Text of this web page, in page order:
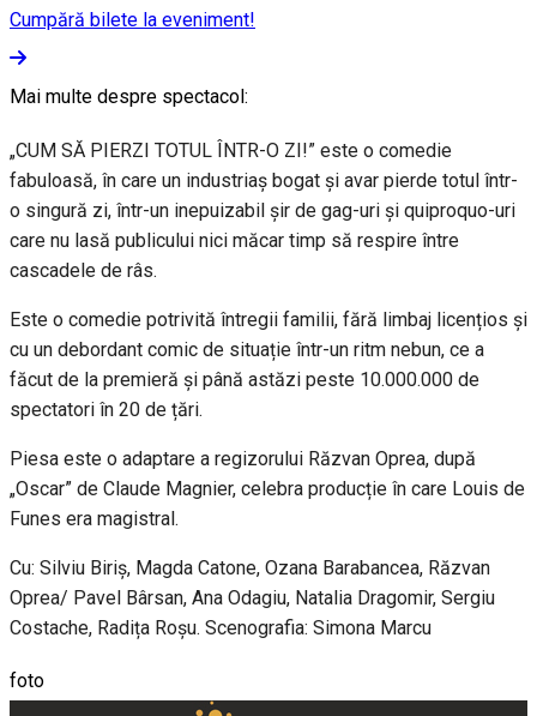
Cumpără bilete la eveniment!
Mai multe despre spectacol:
„CUM SĂ PIERZI TOTUL ÎNTR-O ZI!” este o comedie
fabuloasă, în care un industriaș bogat și avar pierde totul într-
o singură zi, într-un inepuizabil șir de gag-uri și quiproquo-uri
care nu lasă publicului nici măcar timp să respire între
cascadele de râs.
Este o comedie potrivită întregii familii, fără limbaj licențios și
cu un debordant comic de situație într-un ritm nebun, ce a
făcut de la premieră și până astăzi peste 10.000.000 de
spectatori în 20 de țări.
Piesa este o adaptare a regizorului Răzvan Oprea, după
„Oscar” de Claude Magnier, celebra producție în care Louis de
Funes era magistral.
Cu: Silviu Biriș, Magda Catone, Ozana Barabancea, Răzvan
Oprea/ Pavel Bârsan, Ana Odagiu, Natalia Dragomir, Sergiu
Costache, Radița Roșu. Scenografia: Simona Marcu
foto